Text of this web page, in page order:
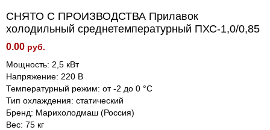
СНЯТО С ПРОИЗВОДСТВА Прилавок
холодильный среднетемпературный ПХС-1,0/0,85
0.00 руб.
Мощность: 2,5 кВт
Напряжение: 220 В
Температурный режим: от -2 до 0 °C
Тип охлаждения: статический
Бренд: Марихолодмаш (Россия)
Вес: 75 кг